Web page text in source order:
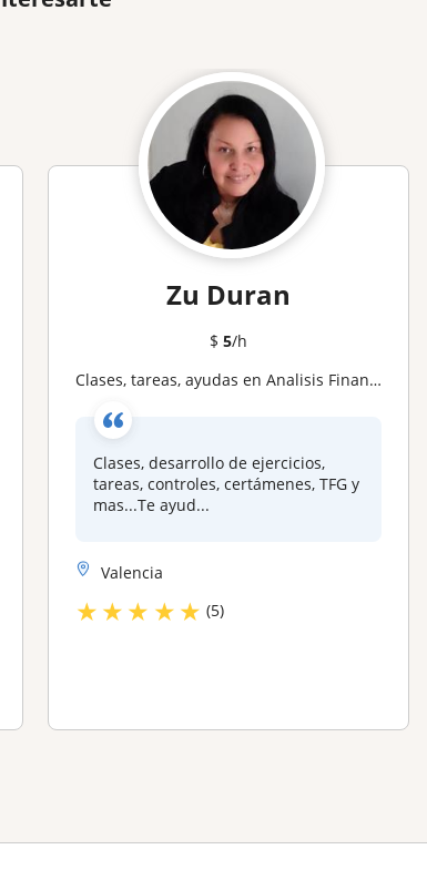
Zu Duran
$ 5/h
Clases, tareas, ayudas en Analisis Financiero
Clases, desarrollo de ejercicios,
tareas, controles, certámenes, TFG y
mas...Te ayud...
Valencia
★★★ ★★ (5)